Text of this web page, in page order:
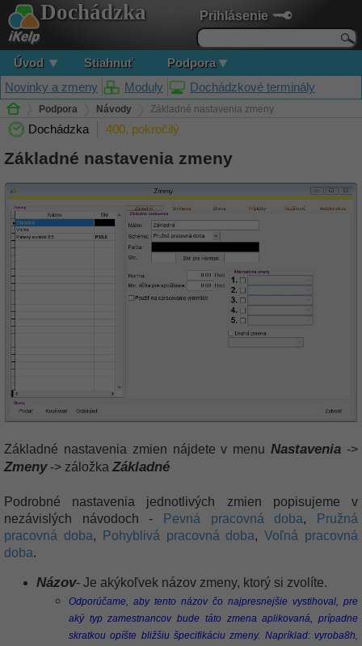
Prihlásenie
Dochádzka
Úvod Stiahnuť
Podpora
Novinky a zmeny
Moduly Dochádzkové terminály
Podpora Návody Základné nastavenia zmeny
Dochádzka 400, pokročilý
Základné nastavenia zmeny
Základné nastavenia zmien nájdete v menuNastavenia ->
Zmeny-> záložka Základné
Podrobné nastavenia jednotlivých zmien popisujeme v
nezávislých návodoch -
Pevná pracovná doba,
Pružná
pracovná doba, Pohyblivá pracovná doba,Voľná pracovná
doba.
Názov- Je akýkoľvek názov zmeny, ktorý si zvolíte.
Odporúčame, aby tento názov čo najpresnejšie vystihoval, pre
aký typ zamestnancov bude táto zmena aplikovaná, prípadne
skratkou opíšte bližšiu špecifikáciu zmeny. Napríklad: vyroba8h,